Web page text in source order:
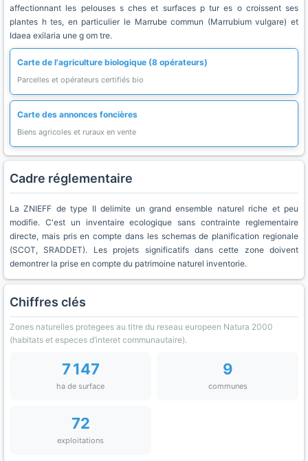
affectionnant les pelouses s ches et surfaces p tur es o croissent ses
plantes h tes, en particulier le Marrube commun (Marrubium vulgare) et
Idaea exilaria une g om tre.
Carte de l'agriculture biologique (8 opérateurs)
Parcelles et opérateurs certifiés bio
Carte des annonces foncières
Biens agricoles et ruraux en vente
Cadre réglementaire
La ZNIEFF de type II delimite un grand ensemble naturel riche et peu
modifie. C'est un inventaire ecologique sans contrainte reglementaire
directe, mais pris en compte dans les schemas de planification regionale
(SCOT, SRADDET). Les projets significatifs dans cette zone doivent
demontrer la prise en compte du patrimoine naturel inventorie.
Chiffres clés
Zones naturelles protegees au titre du reseau europeen Natura 2000
(habitats et especes d’interet communautaire).
7 147
ha de surface
9
communes
72
exploitations